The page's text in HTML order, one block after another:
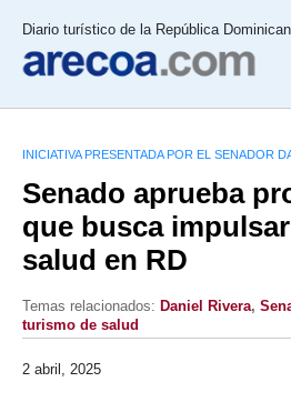
Diario turístico de la República
INICIATIVA PRESENTADA POR EL SENADOR
Senado aprueba
que busca
salud en RD
Temas relacionados: Daniel Rivera,
turismo de salud
2 abril, 2025